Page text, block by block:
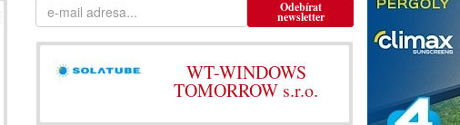
Odebírat
newsletter
WT-WINDOWS
TOMORROW s.r.o.